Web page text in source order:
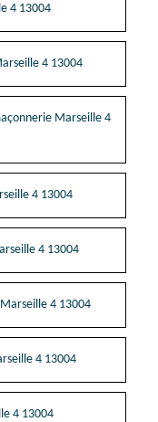
4 13004
4 13004
Marseille 4
4 13004
4 13004
4 13004
4 13004
4 13004